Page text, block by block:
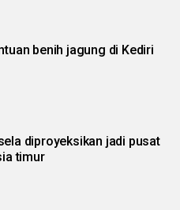
benih jagung di Kediri
diproyeksikan jadi pusat
timur